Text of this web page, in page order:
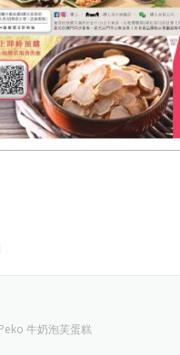
牛奶泡芙蛋糕